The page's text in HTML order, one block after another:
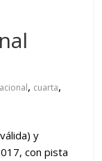
, cuarta,
y
con pista